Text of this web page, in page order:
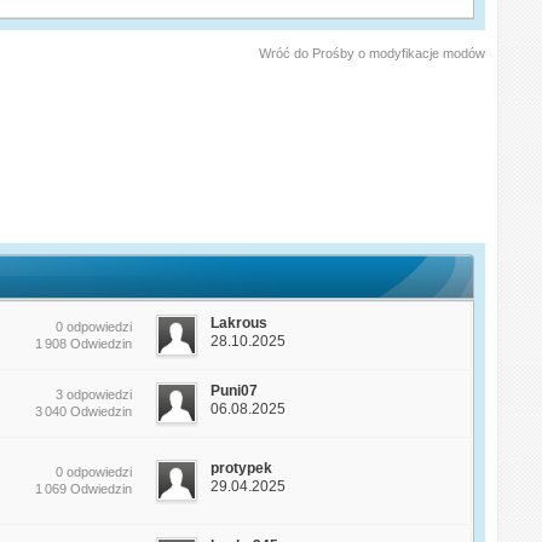
Wróć do Prośby o modyfikacje modów
0 odpowiedzi
1 908 Odwiedzin
Lakrous
28.10.2025
3 odpowiedzi
3 040 Odwiedzin
Puni07
06.08.2025
0 odpowiedzi
1 069 Odwiedzin
protypek
29.04.2025